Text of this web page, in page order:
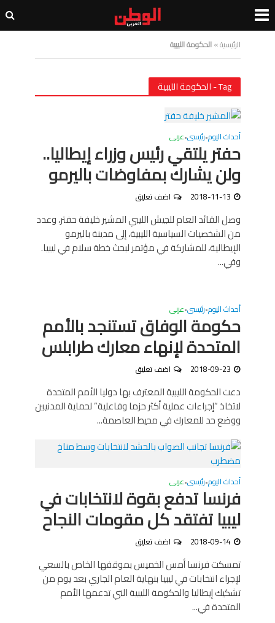
الرئيسية»الحكومة الليبية
Tag - الحكومة الليبية
أحداث اليوم•رئيسى•عربى
حفتر يلتقي رئيس وزراء إيطاليا..
ولن يشارك بمفاوضات باليرمو
2018-11-13 اضف تعليق
وصل القائد العام للجيش الليبي المشير خليفة حفتر، وعدد
من الشخصيات السياسية الليبية، إلى مدينة باليرمو
الإيطالية، للمشاركة في مؤتمر لبحث خطة سلام في ليبيا.
وفي...
أحداث اليوم•رئيسى•عربى
حكومة الوفاق تستنجد بالأمم
المتحدة لإنهاء معارك طرابلس
2018-09-23 اضف تعليق
دعت الحكومة الليبية المعترف بها دوليا الأمم المتحدة
لاتخاذ “إجراءات عملية أكثر حزما وفاعلية” لحماية المدنيين
ووضع حد للمعارك في محيط العاصمة...
أحداث اليوم•رئيسى•عربى
فرنسا تدفع بقوة لانتخابات في
ليبيا تفتقد كل مقومات النجاح
2018-09-14 اضف تعليق
تمسكت فرنسا أمس الخميس بموقفها الخاص بالسعي
لإجراء انتخابات في ليبيا بنهاية العام الجاري بعد يوم من
تشكيك إيطاليا والحكومة الليبية التي تدعمها الأمم
المتحدة في...